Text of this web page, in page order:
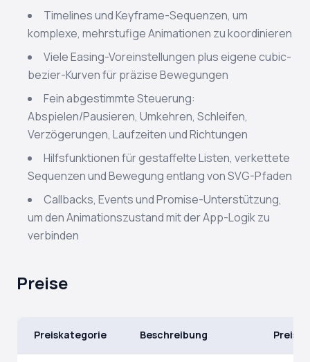
Timelines und Keyframe-Sequenzen, um
komplexe, mehrstufige Animationen zu koordinieren
Viele Easing-Voreinstellungen plus eigene cubic-
bezier-Kurven für präzise Bewegungen
Fein abgestimmte Steuerung:
Abspielen/Pausieren, Umkehren, Schleifen,
Verzögerungen, Laufzeiten und Richtungen
Hilfsfunktionen für gestaffelte Listen, verkettete
Sequenzen und Bewegung entlang von SVG-Pfaden
Callbacks, Events und Promise-Unterstützung,
um den Animationszustand mit der App-Logik zu
verbinden
Preise
Preiskategorie Beschreibung Preis